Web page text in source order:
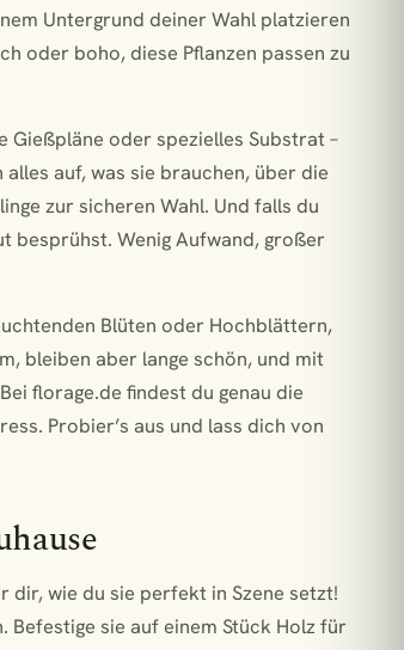
Untergrund deiner Wahl platzieren
oder boho, diese Pflanzen passen zu
Gießpläne oder spezielles Substrat –
auf, was sie brauchen, über die
zur sicheren Wahl. Und falls du
besprühst. Wenig Aufwand, großer
Blüten oder Hochblättern,
bleiben aber lange schön, und mit
florage.de findest du genau die
Probier’s aus und lass dich von
dir, wie du sie perfekt in Szene setzt!
sie auf einem Stück Holz für